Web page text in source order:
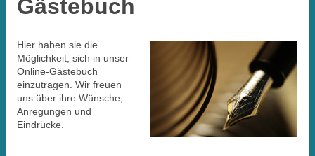
Gästebuch
Hier haben sie die
Möglichkeit, sich in unser
Online-Gästebuch
einzutragen. Wir freuen
uns über ihre Wünsche,
Anregungen und
Eindrücke.